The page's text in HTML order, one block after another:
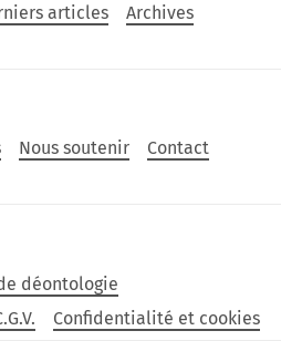
articles
Archives
Nous soutenir
Contact
déontologie
Confidentialité et cookies